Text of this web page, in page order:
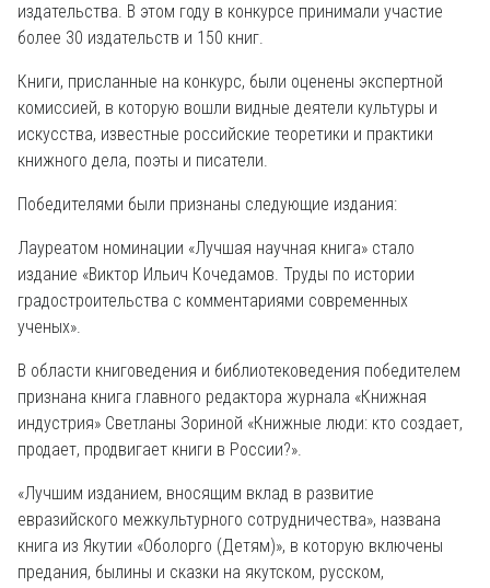
издательства. В этом году в конкурсе принимали участие
более 30 издательств и 150 книг.
Книги, присланные на конкурс, были оценены экспертной
комиссией, в которую вошли видные деятели культуры и
искусства, известные российские теоретики и практики
книжного дела, поэты и писатели.
Победителями были признаны следующие издания:
Лауреатом номинации «Лучшая научная книга» стало
издание «Виктор Ильич Кочедамов. Труды по истории
градостроительства с комментариями современных
ученых».
В области книговедения и библиотековедения победителем
признана книга главного редактора журнала «Книжная
индустрия» Светланы Зориной «Книжные люди: кто создает,
продает, продвигает книги в России?».
«Лучшим изданием, вносящим вклад в развитие
евразийского межкультурного сотрудничества», названа
книга из Якутии «Оболорго (Детям)», в которую включены
предания, былины и сказки на якутском, русском,